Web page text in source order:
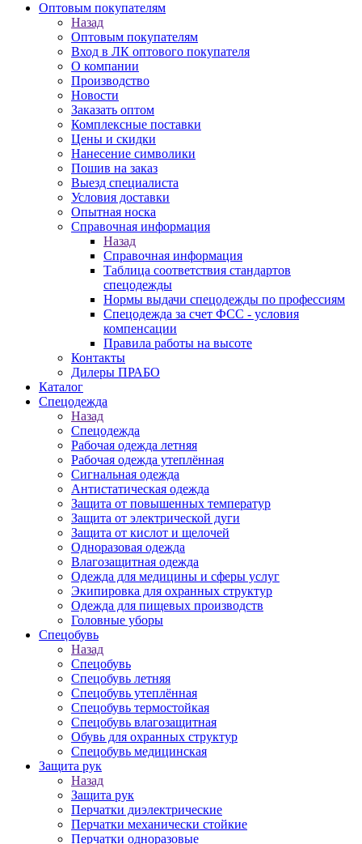
Оптовым покупателям
Назад
Оптовым покупателям
Вход в ЛК оптового покупателя
О компании
Производство
Новости
Заказать оптом
Комплексные поставки
Цены и скидки
Нанесение символики
Пошив на заказ
Выезд специалиста
Условия доставки
Опытная носка
Справочная информация
Назад
Справочная информация
Таблица соответствия стандартов
спецодежды
Нормы выдачи спецодежды по профессиям
Спецодежда за счет ФСС - условия
компенсации
Правила работы на высоте
Контакты
Дилеры ПРАБО
Каталог
Спецодежда
Назад
Спецодежда
Рабочая одежда летняя
Рабочая одежда утеплённая
Сигнальная одежда
Антистатическая одежда
Защита от повышенных температур
Защита от электрической дуги
Защита от кислот и щелочей
Одноразовая одежда
Влагозащитная одежда
Одежда для медицины и сферы услуг
Экипировка для охранных структур
Одежда для пищевых производств
Головные уборы
Спецобувь
Назад
Спецобувь
Спецобувь летняя
Спецобувь утеплённая
Спецобувь термостойкая
Спецобувь влагозащитная
Обувь для охранных структур
Спецобувь медицинская
Защита рук
Назад
Защита рук
Перчатки диэлектрические
Перчатки механически стойкие
Перчатки одноразовые